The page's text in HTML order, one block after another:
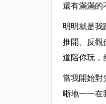
還有滿滿的
明明就是我
推開。反觀
道陪你玩，
當我開始對
晰地一一在